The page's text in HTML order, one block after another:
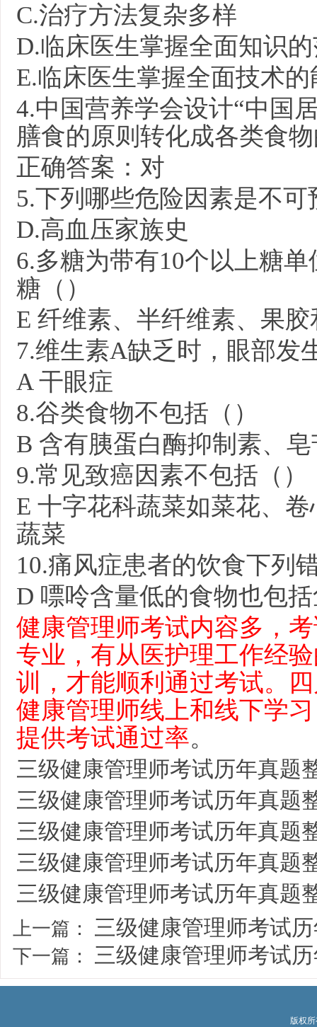
C.治疗方法复杂多样
D.临床医生掌握全面知识
E.临床医生掌握全面技术
4.中国营养学会设计“中国
膳食的原则转化成各类食
正确答案：对
5.下列哪些危险因素是不可
D.高血压家族史
6.多糖为带有10个以上糖
糖（）
E 纤维素、半纤维素、果
7.维生素A缺乏时，眼部发
A干眼症
8.谷类食物不包括（）
B 含有胰蛋白酶抑制素、
9.常见致癌因素不包括（）
E 十字花科蔬菜如菜花、
蔬菜
10.痛风症患者的饮食下列
D 嘌呤含量低的食物也包
健康管理师考试内容多，
专业，有从医护理工作经
训，才能顺利通过考试。
健康管理师线上和线下学
提供考试通过率。
三级健康管理师考试历年真题
三级健康管理师考试历年真题
三级健康管理师考试历年真题
三级健康管理师考试历年真题
三级健康管理师考试历年真题
上一篇： 三级健康管理师考试
下一篇： 三级健康管理师考试
版权